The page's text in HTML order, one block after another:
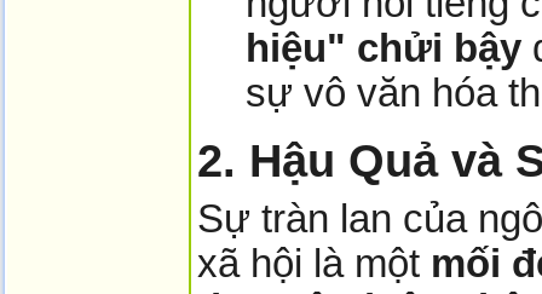
hiệu" chửi bậy
sự vô văn hóa
2. Hậu Quả và
Sự tràn lan của
xã hội là một mối